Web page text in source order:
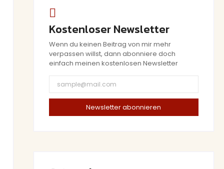
Kostenloser Newsletter
Wenn du keinen Beitrag von mir mehr
verpassen willst, dann abonniere doch
einfach meinen kostenlosen Newsletter
Newsletter abonnieren